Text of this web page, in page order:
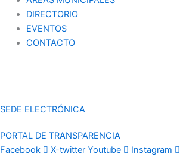
DIRECTORIO
EVENTOS
CONTACTO
SEDE ELECTRÓNICA
PORTAL DE TRANSPARENCIA
Facebook
X-twitter Youtube Instagram